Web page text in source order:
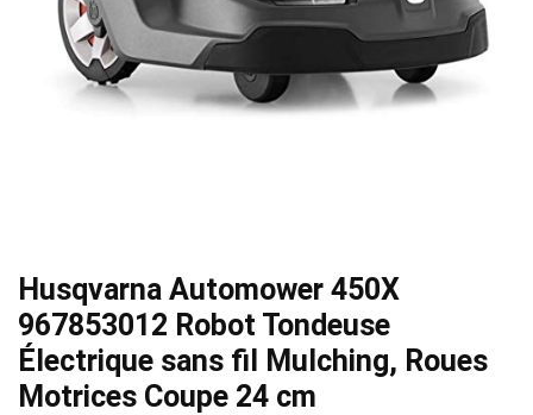
Husqvarna Automower 450X
967853012 Robot Tondeuse
Électrique sans fil Mulching, Roues
Motrices Coupe 24 cm